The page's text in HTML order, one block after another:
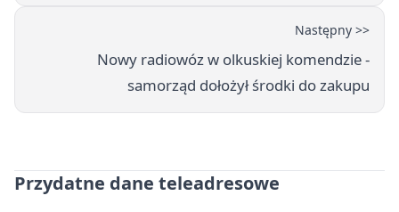
Następny >>
Nowy radiowóz w olkuskiej komendzie -
samorząd dołożył środki do zakupu
Przydatne dane teleadresowe